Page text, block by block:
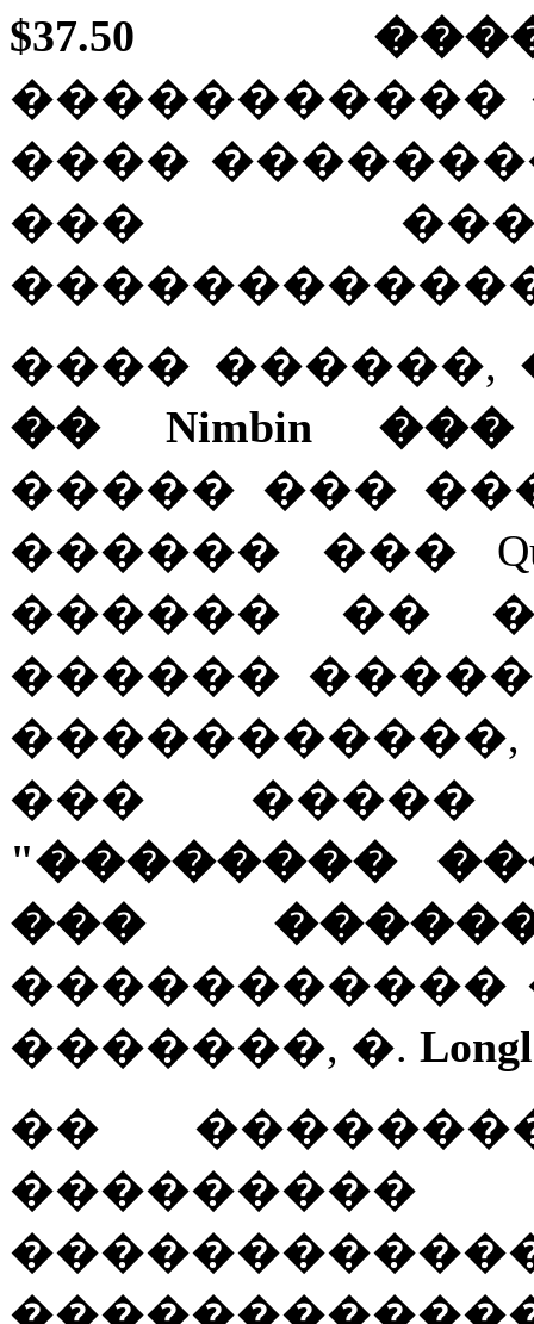
$37.50
�����������
����
��� ���
���� ������,
�� Nimbin
����� ���
������ ���
������ ��
������
���
"��������
���
�����������
�������, �.
��